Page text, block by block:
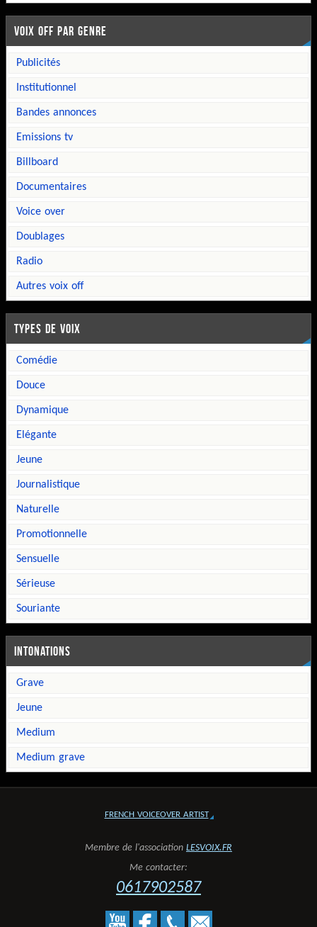
VOIX OFF PAR GENRE
publicités
institutionnel
bandes annonces
emissions tv
billboard
documentaires
voice over
doublages
radio
autres voix off
TYPES DE VOIX
comédie
douce
dynamique
elégante
jeune
journalistique
naturelle
promotionnelle
sensuelle
sérieuse
souriante
INTONATIONS
grave
jeune
medium
medium grave
FRENCH VOICEOVER ARTIST
Membre de l'association LESVOIX.FR
Me contacter:
0617902587